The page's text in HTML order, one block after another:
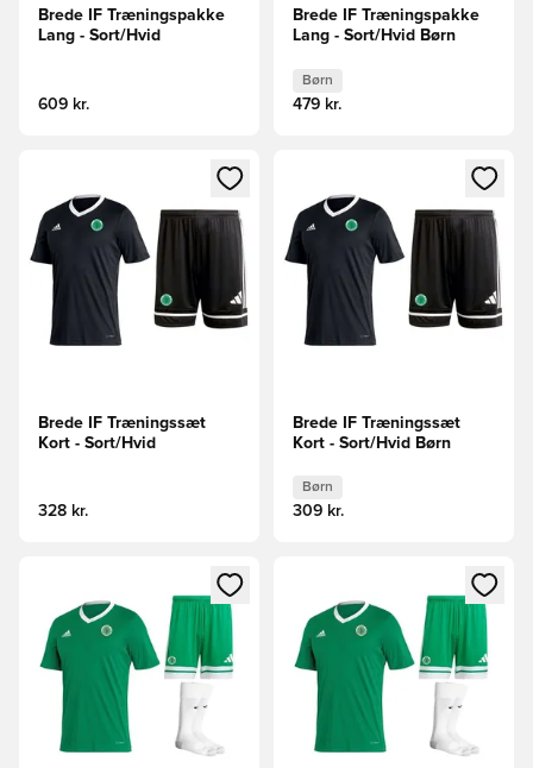
Brede IF Træningspakke
Lang - Sort/Hvid
609 kr.
Brede IF Træningspakke
Lang - Sort/Hvid Børn
Børn
479 kr.
Åbner en Modal til at logge ind eller tilmelde dig som
Brede IF Træningssæt
Kort - Sort/Hvid
328 kr.
Åbner en Modal til at logge
Brede IF Træningssæt
Kort - Sort/Hvid Børn
Børn
309 kr.
Åbner en Modal til at logge ind eller tilmelde dig som
Åbner en Modal til at logge